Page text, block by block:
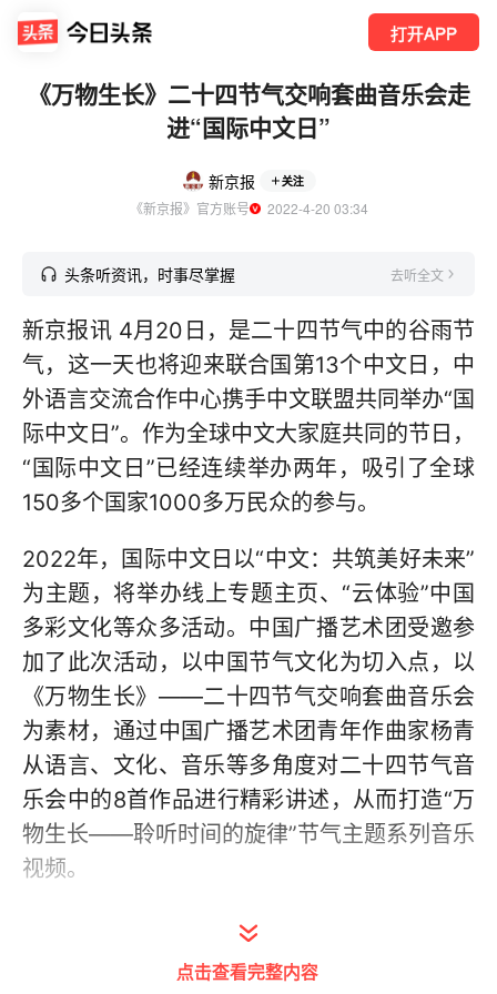
打开APP
《万物生长》二十四节气交响套曲音乐会走
进“国际中文日”
新京报 关注
《新京报》官方账号
  2022-4-20 03:34
头条听资讯，时事尽掌握 去听全文
新京报讯 4月20日，是二十四节气中的谷雨节
气，这一天也将迎来联合国第13个中文日，中
外语言交流合作中心携手中文联盟共同举办“国
际中文日”。作为全球中文大家庭共同的节日，
“国际中文日”已经连续举办两年，吸引了全球
150多个国家1000多万民众的参与。
2022年，国际中文日以“中文：共筑美好未来”
为主题，将举办线上专题主页、“云体验”中国
多彩文化等众多活动。中国广播艺术团受邀参
加了此次活动，以中国节气文化为切入点，以
《万物生长》——二十四节气交响套曲音乐会
为素材，通过中国广播艺术团青年作曲家杨青
从语言、文化、音乐等多角度对二十四节气音
乐会中的8首作品进行精彩讲述，从而打造“万
物生长——聆听时间的旋律”节气主题系列音乐
视频。
节气主题系列视频将在国际中文日专题页面进
行首发，同时还将在中文联盟官网、公众号、
点击查看完整内容